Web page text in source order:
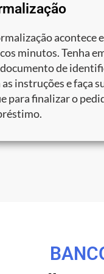
acontece
minutos. Tenha
de
as instruções e faça
para finalizar o